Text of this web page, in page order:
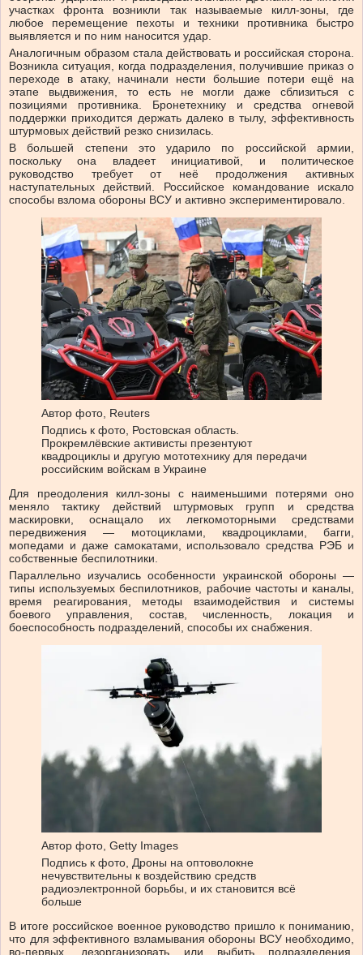
участках фронта возникли так называемые килл-зоны, где
любое перемещение пехоты и техники противника быстро
выявляется и по ним наносится удар.
Аналогичным образом стала действовать и российская сторона.
Возникла ситуация, когда подразделения, получившие приказ о
переходе в атаку, начинали нести большие потери ещё на
этапе выдвижения, то есть не могли даже сблизиться с
позициями противника. Бронетехнику и средства огневой
поддержки приходится держать далеко в тылу, эффективность
штурмовых действий резко снизилась.
В большей степени это ударило по российской армии,
поскольку она владеет инициативой, и политическое
руководство требует от неё продолжения активных
наступательных действий. Российское командование искало
способы взлома обороны ВСУ и активно экспериментировало.
Автор фото, Reuters
Подпись к фото, Ростовская область.
Прокремлёвские активисты презентуют
квадроциклы и другую мототехнику для передачи
российским войскам в Украине
Для преодоления килл-зоны с наименьшими потерями оно
меняло тактику действий штурмовых групп и средства
маскировки, оснащало их легкомоторными средствами
передвижения — мотоциклами, квадроциклами, багги,
мопедами и даже самокатами, использовало средства РЭБ и
собственные беспилотники.
Параллельно изучались особенности украинской обороны —
типы используемых беспилотников, рабочие частоты и каналы,
время реагирования, методы взаимодействия и системы
боевого управления, состав, численность, локация и
боеспособность подразделений, способы их снабжения.
Автор фото, Getty Images
Подпись к фото, Дроны на оптоволокне
нечувствительны к воздействию средств
радиоэлектронной борьбы, и их становится всё
больше
В итоге российское военное руководство пришло к пониманию,
что для эффективного взламывания обороны ВСУ необходимо,
во-первых, дезорганизовать или выбить подразделения,